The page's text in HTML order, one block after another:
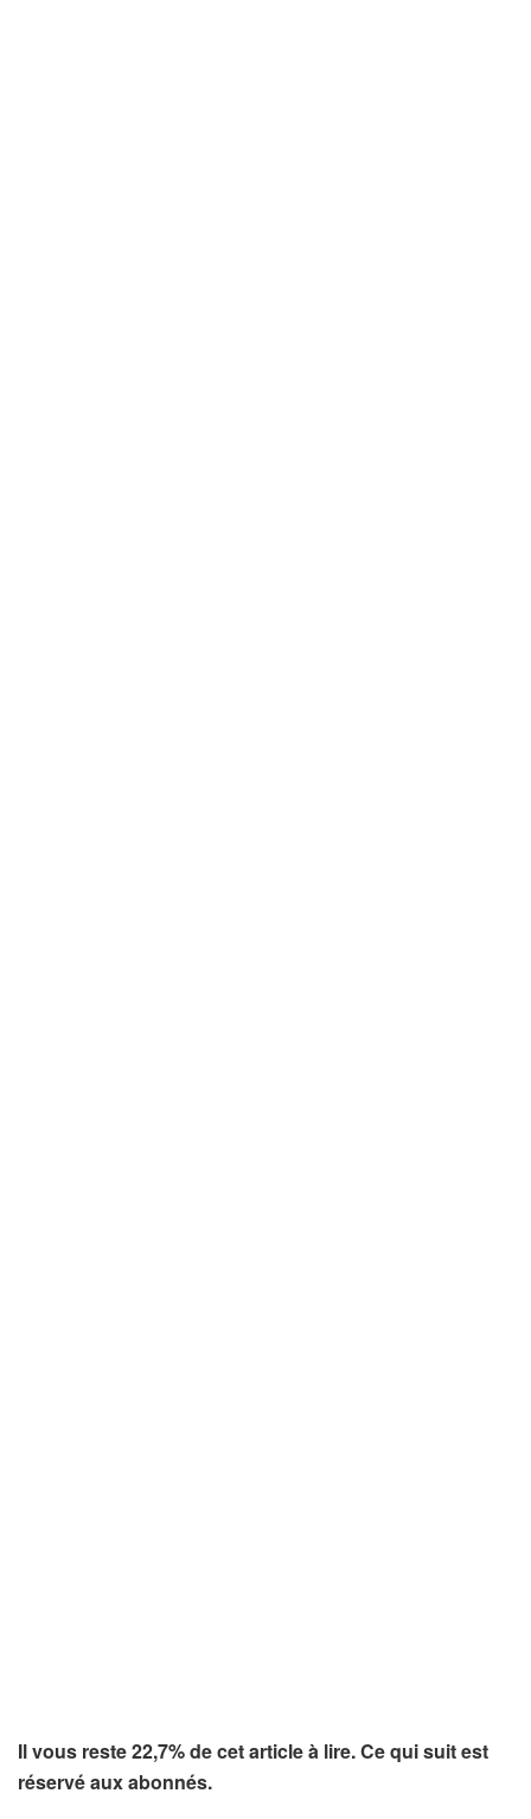
Il vous reste 22,7% de cet article à lire. Ce qui suit est
réservé aux abonnés.